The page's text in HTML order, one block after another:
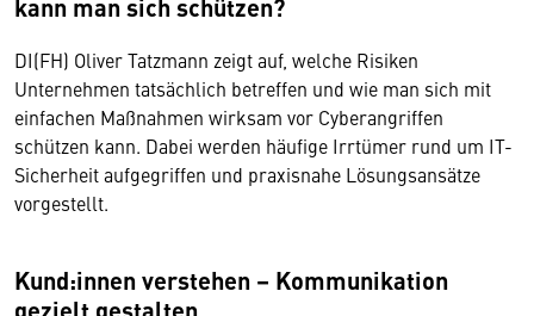
DI(FH) Oliver Tatzmann zeigt auf, welche Risiken
Unternehmen tatsächlich betreffen und wie man sich mit
einfachen Maßnahmen wirksam vor Cyberangriffen
schützen kann. Dabei werden häufige Irrtümer rund um IT-
Sicherheit aufgegriffen und praxisnahe Lösungsansätze
vorgestellt.
Kund:innen verstehen – Kommunikation